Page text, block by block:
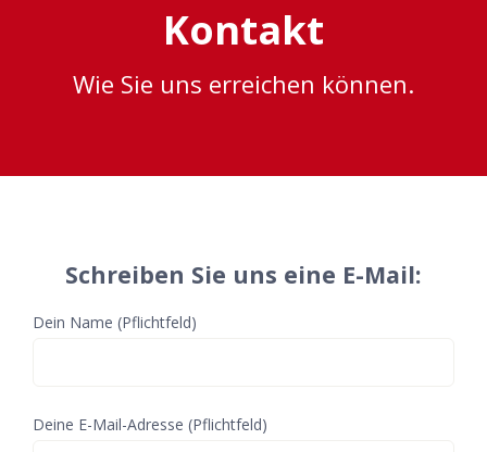
Kontakt
Wie Sie uns erreichen können.
Schreiben Sie uns eine E-Mail:
Dein Name (Pflichtfeld)
Deine E-Mail-Adresse (Pflichtfeld)